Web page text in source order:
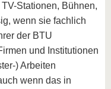
Stationen, Bühnen,
wenn sie fachlich
der BTU
und Institutionen
) Arbeiten
wenn das in